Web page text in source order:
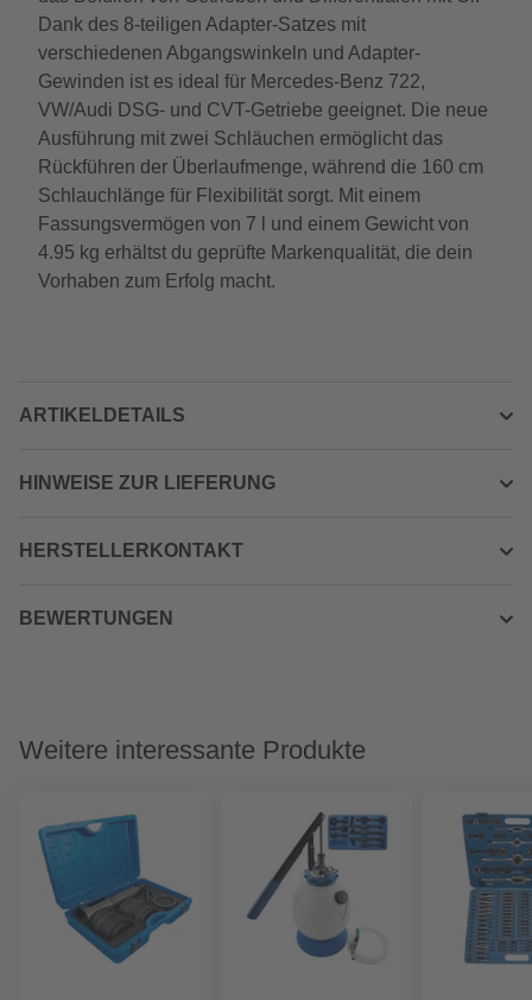
Dank des 8-teiligen Adapter-Satzes mit
verschiedenen Abgangswinkeln und Adapter-
Gewinden ist es ideal für Mercedes-Benz 722,
VW/Audi DSG- und CVT-Getriebe geeignet. Die neue
Ausführung mit zwei Schläuchen ermöglicht das
Rückführen der Überlaufmenge, während die 160 cm
Schlauchlänge für Flexibilität sorgt. Mit einem
Fassungsvermögen von 7 l und einem Gewicht von
4.95 kg erhältst du geprüfte Markenqualität, die dein
Vorhaben zum Erfolg macht.
ARTIKELDETAILS
HINWEISE ZUR LIEFERUNG
HERSTELLERKONTAKT
BEWERTUNGEN
Weitere interessante Produkte